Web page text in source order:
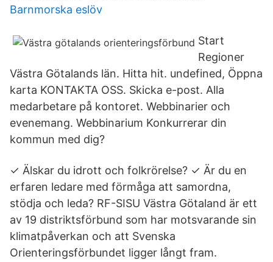
Barnmorska eslöv
Start
Regioner
Västra Götalands län. Hitta hit. undefined, Öppna
karta KONTAKTA OSS. Skicka e-post. Alla
medarbetare på kontoret. Webbinarier och
evenemang. Webbinarium Konkurrerar din
kommun med dig?
✓ Älskar du idrott och folkrörelse? ✓ Är du en
erfaren ledare med förmåga att samordna,
stödja och leda? RF-SISU Västra Götaland är ett
av 19 distriktsförbund som har motsvarande sin
klimatpåverkan och att Svenska
Orienteringsförbundet ligger långt fram.